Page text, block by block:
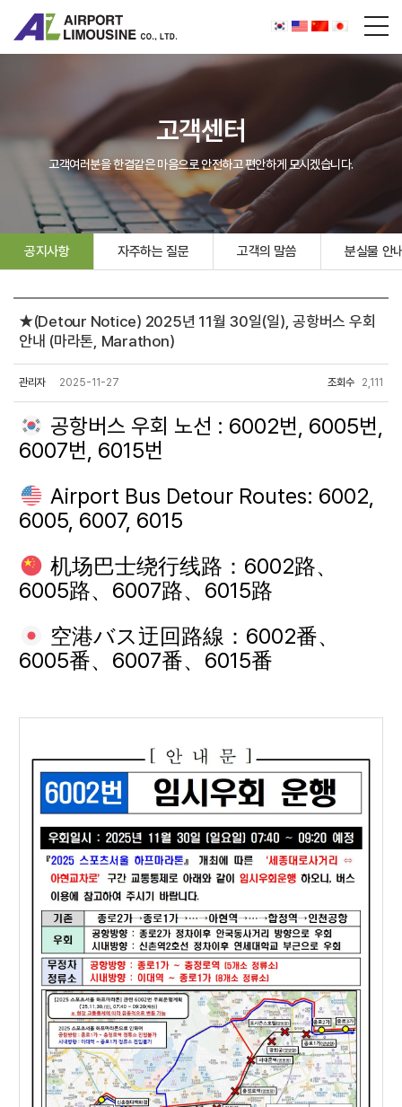
고객센터
고객여러분을 한결같은 마음으로 안전하고 편안하게 모시겠습니다.
공지사항 자주하는 질문 고객의 말씀 분실물 안
★(Detour Notice) 2025년 11월 30일(일), 공항버스 우회
안내 (마라톤, Marathon)
관리자 2025-11-27 조회수 2,111
공항버스 우회 노선 : 6002번, 6005번,
6007번, 6015번
Airport Bus Detour Routes: 6002,
6005, 6007, 6015
机场巴士绕行线路：6002路、
6005路、6007路、6015路
空港バス迂回路線：6002番、
6005番、6007番、6015番